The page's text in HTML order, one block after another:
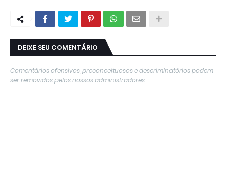
DEIXE SEU COMENTÁRIO
Comentários ofensivos, preconceituosos e descriminatórios podem
ser removidos pelos nossos administradores.